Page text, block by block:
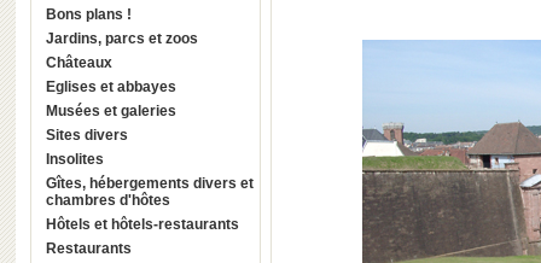
Bons plans !
Jardins, parcs et zoos
Châteaux
Eglises et abbayes
Musées et galeries
Sites divers
Insolites
Gîtes, hébergements divers et
chambres d'hôtes
Hôtels et hôtels-restaurants
Restaurants